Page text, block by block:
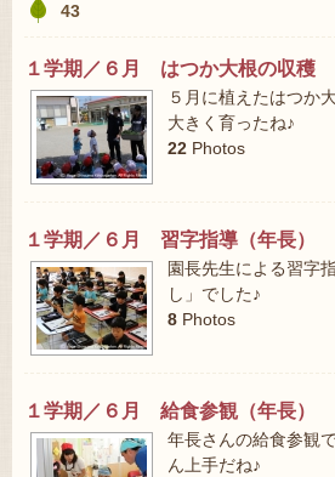
43
１学期／６月 はつか大根の収穫
５月に植えたはつか
大きく育ったね♪
22 Photos
１学期／６月 習字指導（年長）
園長先生による習字
し」でした♪
8 Photos
１学期／６月 給食参観（年長）
年長さんの給食参観
ん上手だね♪